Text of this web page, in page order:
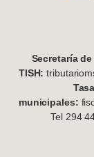
Secretaría
TISH:
municipales:
Tel 294